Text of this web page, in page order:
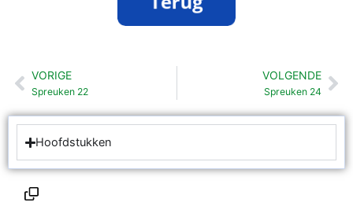
Vorige
VORIGE
Spreuken 22
VOLGENDE
Spreuken 24
Hoofdstukken